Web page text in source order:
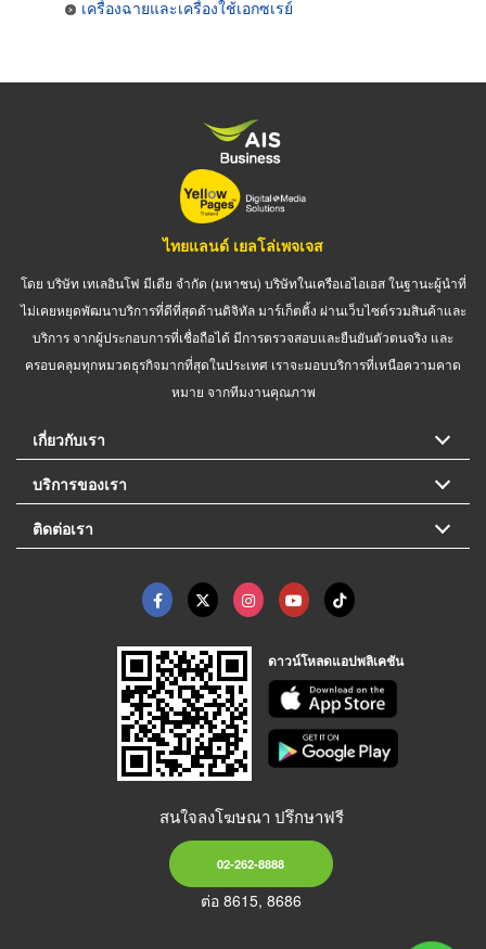
เครื่องฉายและเครื่องใช้เอกซเรย์
ไทยแลนด์ เยลโล่เพจเจส
โดย บริษัท เทเลอินโฟ มีเดีย จำกัด (มหาชน) บริษัทในเครือเอไอเอส ในฐานะผู้นำที่
ไม่เคยหยุดพัฒนาบริการที่ดีที่สุดด้านดิจิทัล มาร์เก็ตติ้ง ผ่านเว็บไซต์รวมสินค้าและ
บริการ จากผู้ประกอบการที่เชื่อถือได้ มีการตรวจสอบและยืนยันตัวตนจริง และ
ครอบคลุมทุกหมวดธุรกิจมากที่สุดในประเทศ เราจะมอบบริการที่เหนือความคาด
หมาย จากทีมงานคุณภาพ
เกี่ยวกับเรา
บริการของเรา
ติดต่อเรา
ดาวน์โหลดแอปพลิเคชัน
สนใจลงโฆษณา ปรึกษาฟรี
02-262-8888
ต่อ 8615, 8686